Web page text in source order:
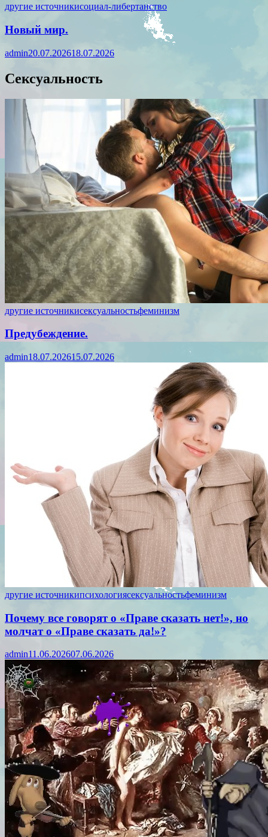
другие источникисоциал-либертанство
Новый мир.
admin20.07.202618.07.2026
Сексуальность
другие источникисексуальностьфеминизм
Предубеждение.
admin18.07.202615.07.2026
другие источникипсихологиясексуальностьфеминизм
Почему все говорят о «Праве сказать нет!», но
молчат о «Праве сказать да!»?
admin11.06.202607.06.2026